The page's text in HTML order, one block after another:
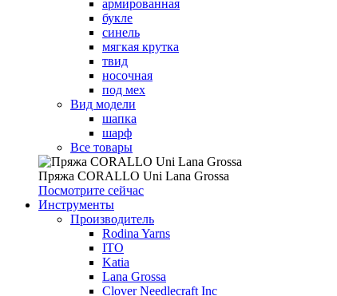
армированная
букле
синель
мягкая крутка
твид
носочная
под мех
Вид модели
шапка
шарф
Все товары
Пряжа CORALLO Uni Lana Grossa
Посмотрите сейчас
Инструменты
Производитель
Rodina Yarns
ITO
Katia
Lana Grossa
Clover Needlecraft Inc